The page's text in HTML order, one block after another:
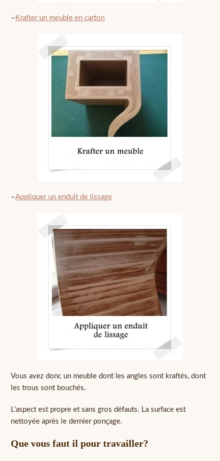
– Krafter un meuble en carton
–Appliquer un enduit de lissage
Vous avez donc un meuble dont les angles sont kraftés, dont
les trous sont bouchés.
L’aspect est propre et sans gros défauts. La surface est
nettoyée après le dernier ponçage.
Que vous faut il pour travailler?